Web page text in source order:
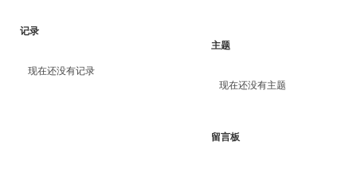
记录
现在还没有记录
主题
现在还没有主题
留言板